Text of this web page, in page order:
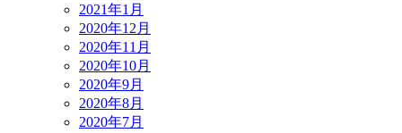
2021年1月
2020年12月
2020年11月
2020年10月
2020年9月
2020年8月
2020年7月